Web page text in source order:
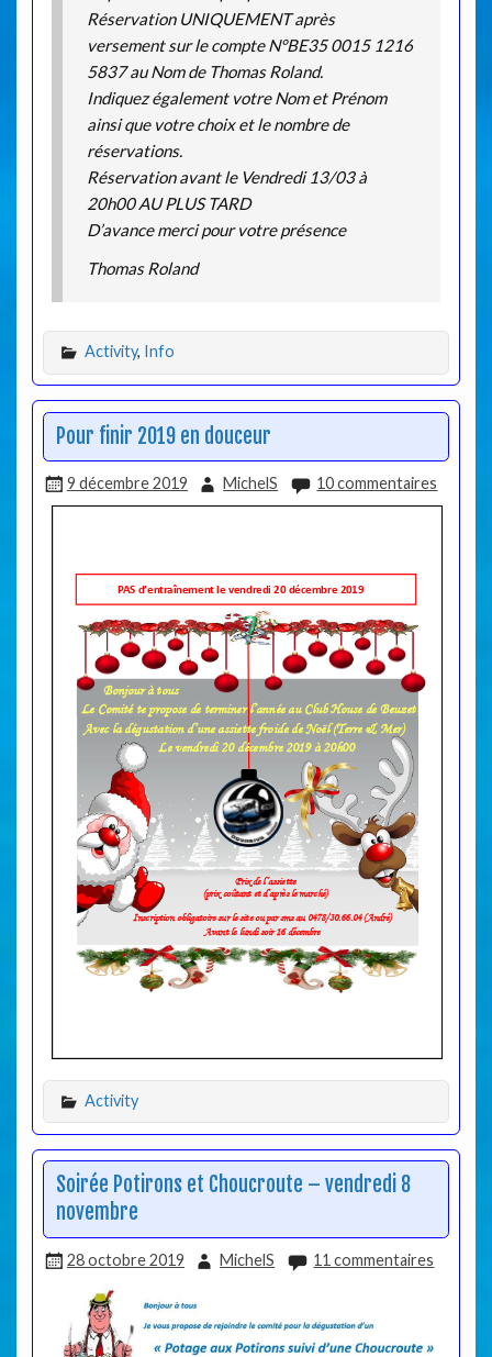
Réservation UNIQUEMENT après
versement sur le compte N°BE35 0015 1216
5837 au Nom de Thomas Roland.
Indiquez également votre Nom et Prénom
ainsi que votre choix et le nombre de
réservations.
Réservation avant le Vendredi 13/03 à
20h00 AU PLUS TARD
D’avance merci pour votre présence
Thomas Roland
Activity, Info
Pour finir 2019 en douceur
9 décembre 2019 MichelS 10 commentaires
Activity
Soirée Potirons et Choucroute – vendredi 8
novembre
28 octobre 2019 MichelS 11 commentaires